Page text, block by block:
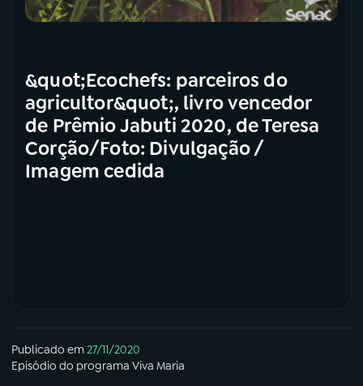
&quot;Ecochefs: parceiros do
agricultor&quot;, livro vencedor
de Prêmio Jabuti 2020, de Teresa
Corção/Foto: Divulgação /
Imagem cedida
Publicado em27/11/2020
Episódio do programa Viva Maria